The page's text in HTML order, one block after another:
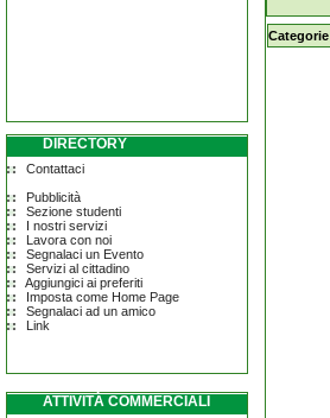
DIRECTORY
Contattaci
Pubblicità
Sezione studenti
I nostri servizi
Lavora con noi
Segnalaci un Evento
Servizi al cittadino
Aggiungici ai preferiti
Imposta come Home Page
Segnalaci ad un amico
Link
ATTIVITÀ COMMERCIALI